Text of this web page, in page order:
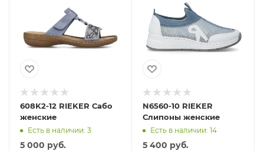
608K2-12 RIEKER Сабо
женские
Есть в наличии: 3
5 000 руб.
N6560-10 RIEKER
Слипоны женские
Есть в наличии: 14
5 400 руб.